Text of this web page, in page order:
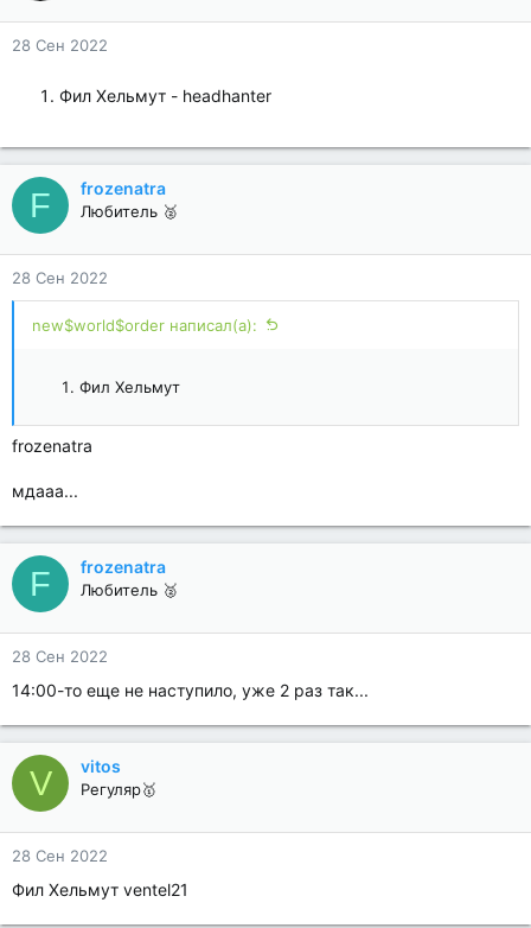
28 Сен 2022
Фил Хельмут - headhanter
F frozenatra
Любитель 🥈
28 Сен 2022
new$world$order написал(а):
Фил Хельмут
frozenatra
мдааа...
F frozenatra
Любитель 🥈
28 Сен 2022
14:00-то еще не наступило, уже 2 раз так...
V vitos
Регуляр🥇
28 Сен 2022
Фил Хельмут ventel21